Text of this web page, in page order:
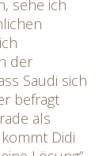
sehe ich
der
Saudi sich
befragt
als
Didi